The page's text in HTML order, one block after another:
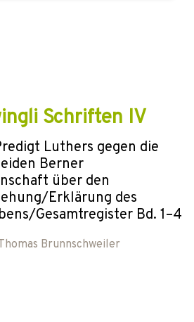
Schriften IV
Luthers gegen die
Berner
über den
Erklärung des
Gesamtregister Bd. 1–4
Brunnschweiler